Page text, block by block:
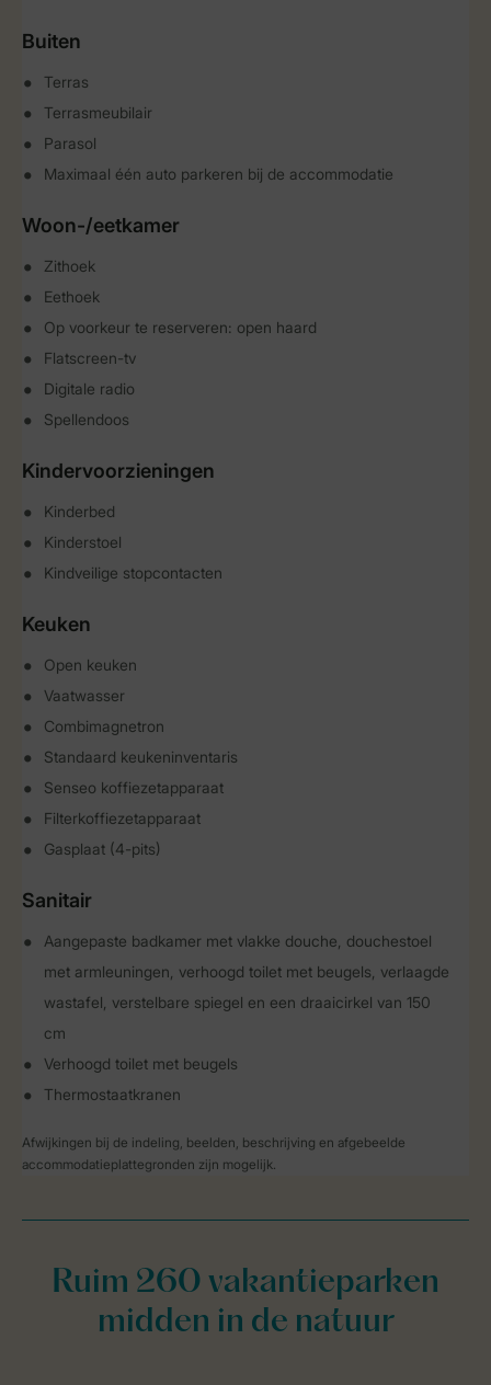
Buiten
Terras
Terrasmeubilair
Parasol
Maximaal één auto parkeren bij de accommodatie
Woon-/eetkamer
Zithoek
Eethoek
Op voorkeur te reserveren: open haard
Flatscreen-tv
Digitale radio
Spellendoos
Kindervoorzieningen
Kinderbed
Kinderstoel
Kindveilige stopcontacten
Keuken
Open keuken
Vaatwasser
Combimagnetron
Standaard keukeninventaris
Senseo koffiezetapparaat
Filterkoffiezetapparaat
Gasplaat (4-pits)
Sanitair
Aangepaste badkamer met vlakke douche, douchestoel
met armleuningen, verhoogd toilet met beugels, verlaagde
wastafel, verstelbare spiegel en een draaicirkel van 150
cm
Verhoogd toilet met beugels
Thermostaatkranen
Afwijkingen bij de indeling, beelden, beschrijving en afgebeelde
accommodatieplattegronden zijn mogelijk.
Ruim 260 vakantieparken
midden in de natuur